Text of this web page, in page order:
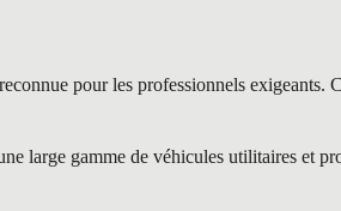
pour les professionnels exigeants.
gamme de véhicules utilitaires et